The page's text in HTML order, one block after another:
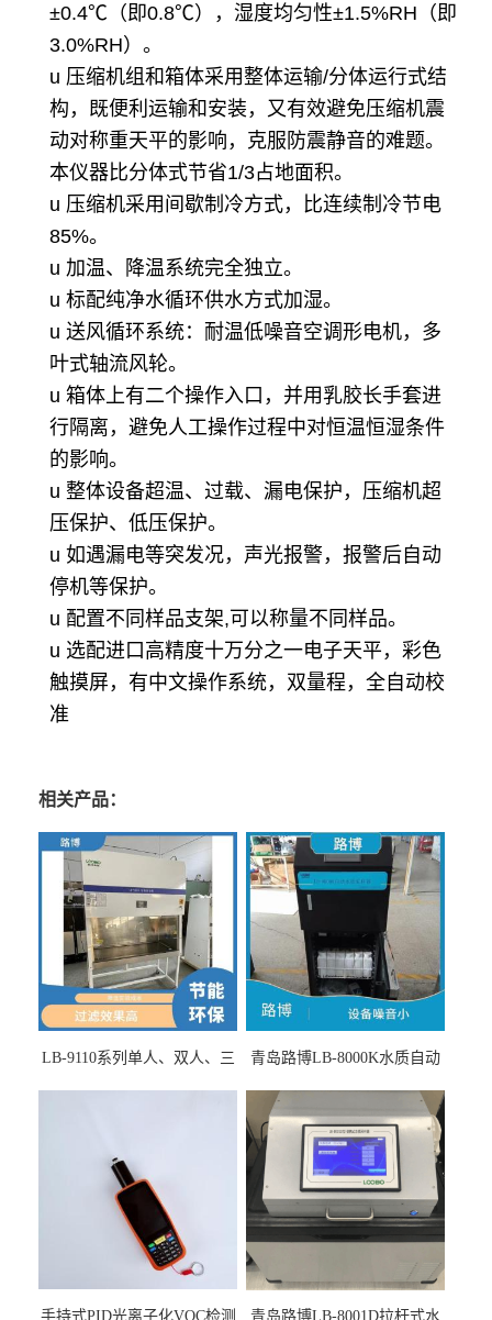
±0.4℃（即0.8℃），湿度均匀性±1.5%RH（即
3.0%RH）。
u 压缩机组和箱体采用整体运输/分体运行式结
构，既便利运输和安装，又有效避免压缩机震
动对称重天平的影响，克服防震静音的难题。
本仪器比分体式节省1/3占地面积。
u 压缩机采用间歇制冷方式，比连续制冷节电
85%。
u 加温、降温系统完全独立。
u 标配纯净水循环供水方式加湿。
u 送风循环系统：耐温低噪音空调形电机，多
叶式轴流风轮。
u 箱体上有二个操作入口，并用乳胶长手套进
行隔离，避免人工操作过程中对恒温恒湿条件
的影响。
u 整体设备超温、过载、漏电保护，压缩机超
压保护、低压保护。
u 如遇漏电等突发况，声光报警，报警后自动
停机等保护。
u 配置不同样品支架,可以称量不同样品。
u 选配进口高精度十万分之一电子天平，彩色
触摸屏，有中文操作系统，双量程，全自动校
准
相关产品：
LB-9110系列单人、双人、三
青岛路博LB-8000K水质自动
手持式PID光离子化VOC检测 青岛路博LB-8001D拉杆式水